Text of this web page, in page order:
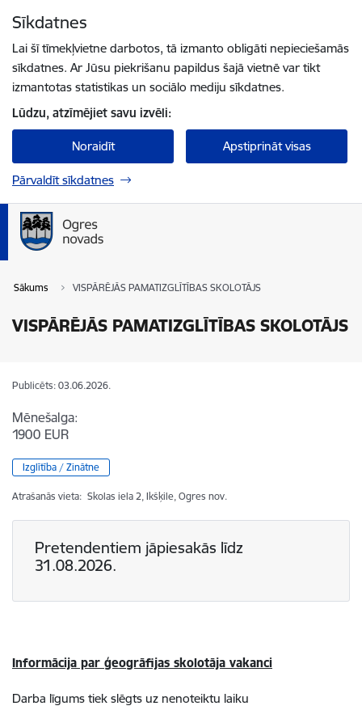
Sīkdatnes
Lai šī tīmekļvietne darbotos, tā izmanto obligāti nepieciešamās
sīkdatnes. Ar Jūsu piekrišanu papildus šajā vietnē var tikt
izmantotas statistikas un sociālo mediju sīkdatnes.
Lūdzu, atzīmējiet savu izvēli:
Noraidīt Apstiprināt visas
Pārvaldīt sīkdatnes
Sākums VISPĀRĒJĀS PAMATIZGLĪTĪBAS SKOLOTĀJS
VISPĀRĒJĀS PAMATIZGLĪTĪBAS SKOLOTĀJS
Publicēts: 03.06.2026.
Mēnešalga:
1900 EUR
Izglītība / Zinātne
Atrašanās vieta: Skolas iela 2, Ikšķile, Ogres nov.
Pretendentiem jāpiesakās līdz
31.08.2026.
Informācija par ģeogrāfijas skolotāja vakanci
Darba līgums tiek slēgts uz nenoteiktu laiku